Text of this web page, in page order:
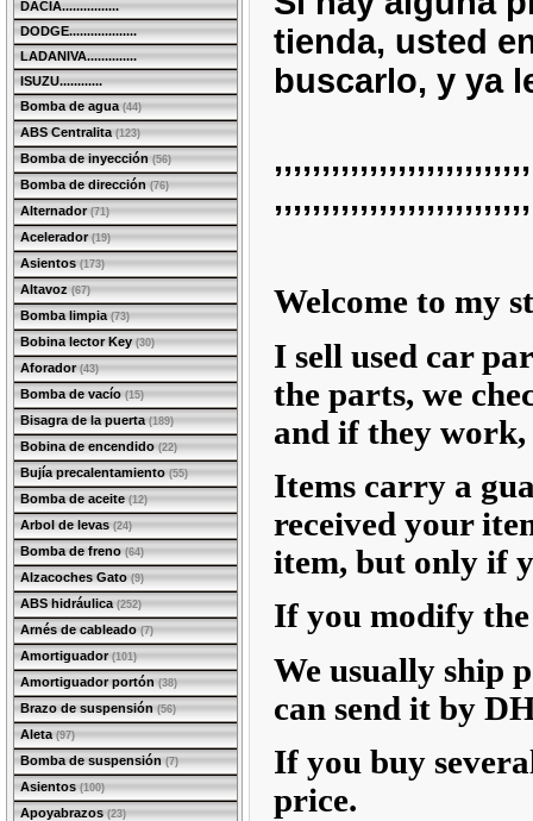
DACIA................
DODGE...................
LADANIVA..............
ISUZU............
Bomba de agua (44)
ABS Centralita (123)
Bomba de inyección (56)
Bomba de dirección (76)
Alternador (71)
Acelerador (19)
Asientos (173)
Altavoz (67)
Bomba limpia (73)
Bobina lector Key (30)
Aforador (43)
Bomba de vacío (15)
Bisagra de la puerta (189)
Bobina de encendido (22)
Bujía precalentamiento (55)
Bomba de aceite (12)
Arbol de levas (24)
Bomba de freno (64)
Alzacoches Gato (9)
ABS hidráulica (252)
Arnés de cableado (7)
Amortiguador (101)
Amortiguador portón (38)
Brazo de suspensión (56)
Aleta (97)
Bomba de suspensión (7)
Asientos (100)
Apoyabrazos (23)
tienda, usted
buscarlo, y ya
Welcome to my
I sell used car
the parts, we
and if they work,
Items carry a
received your
item, but only if
If you modify
We usually ship
can send it by
If you buy
price.